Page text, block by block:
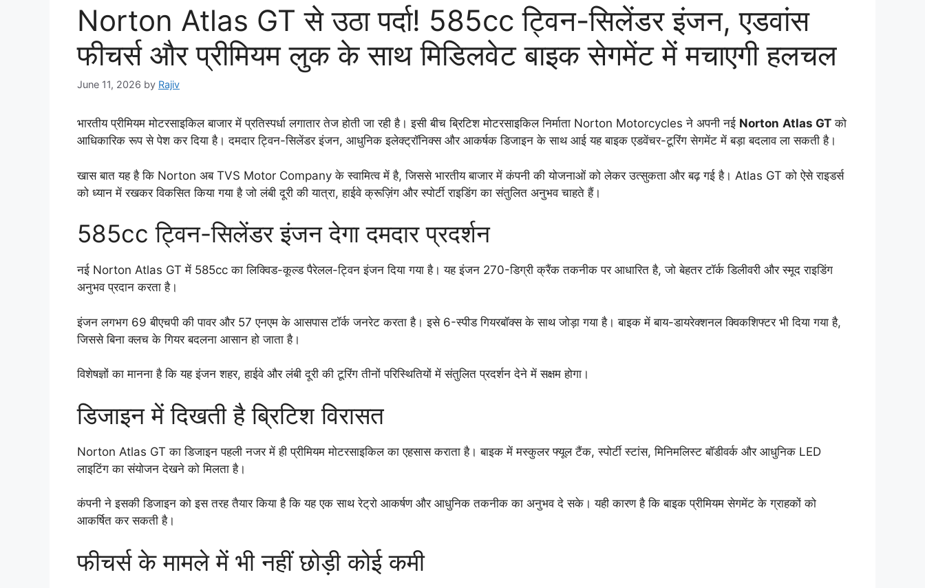
Norton Atlas GT से उठा पर्दा! 585cc ट्विन-सिलेंडर इंजन, एडवांस
फीचर्स और प्रीमियम लुक के साथ मिडिलवेट बाइक सेगमेंट में मचाएगी हलचल
June 11, 2026 by Rajiv
भारतीय प्रीमियम मोटरसाइकिल बाजार में प्रतिस्पर्धा लगातार तेज होती जा रही है। इसी बीच ब्रिटिश मोटरसाइकिल निर्माता Norton Motorcycles ने अपनी नई Norton Atlas GT को
आधिकारिक रूप से पेश कर दिया है। दमदार ट्विन-सिलेंडर इंजन, आधुनिक इलेक्ट्रॉनिक्स और आकर्षक डिजाइन के साथ आई यह बाइक एडवेंचर-टूरिंग सेगमेंट में बड़ा बदलाव ला सकती है।
खास बात यह है कि Norton अब TVS Motor Company के स्वामित्व में है, जिससे भारतीय बाजार में कंपनी की योजनाओं को लेकर उत्सुकता और बढ़ गई है। Atlas GT को ऐसे राइडर्स
को ध्यान में रखकर विकसित किया गया है जो लंबी दूरी की यात्रा, हाईवे क्रूज़िंग और स्पोर्टी राइडिंग का संतुलित अनुभव चाहते हैं।
585cc ट्विन-सिलेंडर इंजन देगा दमदार प्रदर्शन
नई Norton Atlas GT में 585cc का लिक्विड-कूल्ड पैरेलल-ट्विन इंजन दिया गया है। यह इंजन 270-डिग्री क्रैंक तकनीक पर आधारित है, जो बेहतर टॉर्क डिलीवरी और स्मूद राइडिंग
अनुभव प्रदान करता है।
इंजन लगभग 69 बीएचपी की पावर और 57 एनएम के आसपास टॉर्क जनरेट करता है। इसे 6-स्पीड गियरबॉक्स के साथ जोड़ा गया है। बाइक में बाय-डायरेक्शनल क्विकशिफ्टर भी दिया गया है,
जिससे बिना क्लच के गियर बदलना आसान हो जाता है।
विशेषज्ञों का मानना है कि यह इंजन शहर, हाईवे और लंबी दूरी की टूरिंग तीनों परिस्थितियों में संतुलित प्रदर्शन देने में सक्षम होगा।
डिजाइन में दिखती है ब्रिटिश विरासत
Norton Atlas GT का डिजाइन पहली नजर में ही प्रीमियम मोटरसाइकिल का एहसास कराता है। बाइक में मस्कुलर फ्यूल टैंक, स्पोर्टी स्टांस, मिनिमलिस्ट बॉडीवर्क और आधुनिक LED
लाइटिंग का संयोजन देखने को मिलता है।
कंपनी ने इसकी डिजाइन को इस तरह तैयार किया है कि यह एक साथ रेट्रो आकर्षण और आधुनिक तकनीक का अनुभव दे सके। यही कारण है कि बाइक प्रीमियम सेगमेंट के ग्राहकों को
आकर्षित कर सकती है।
फीचर्स के मामले में भी नहीं छोड़ी कोई कमी